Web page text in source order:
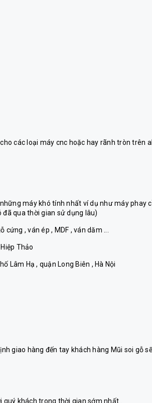
các loại máy cnc hoặc hay rãnh tròn trên
máy khó tính nhất ví dụ như máy phay
đã qua thời gian sử dụng lâu)
, ván ép , MDF , ván dăm ...
Thảo
Lâm Hạ , quận Long Biên , Hà Nội
giao hàng đến tay khách hàng Mũi soi gỗ sẽ
khách trong thời gian sớm nhất .